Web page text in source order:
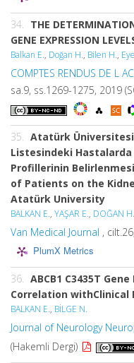
34. THE
GENE EXPRESSION
Balkan E., Doğan H., Bilen H.,
COMPTES RENDUS DE L
sa.9, ss.1269-1275, 2019
35. Atatürk
Listesindeki
Profillerinin
of Patients on the
Atatürk University
BALKAN E., YAŞAR E., DOĞAN H.
Van Medical Journal ,
PlumX Metrics
36. ABCB1 C3435T
Correlation withClinical
BALKAN E., BİLGE N.
Journal of Neurology
(Hakemli Dergi)